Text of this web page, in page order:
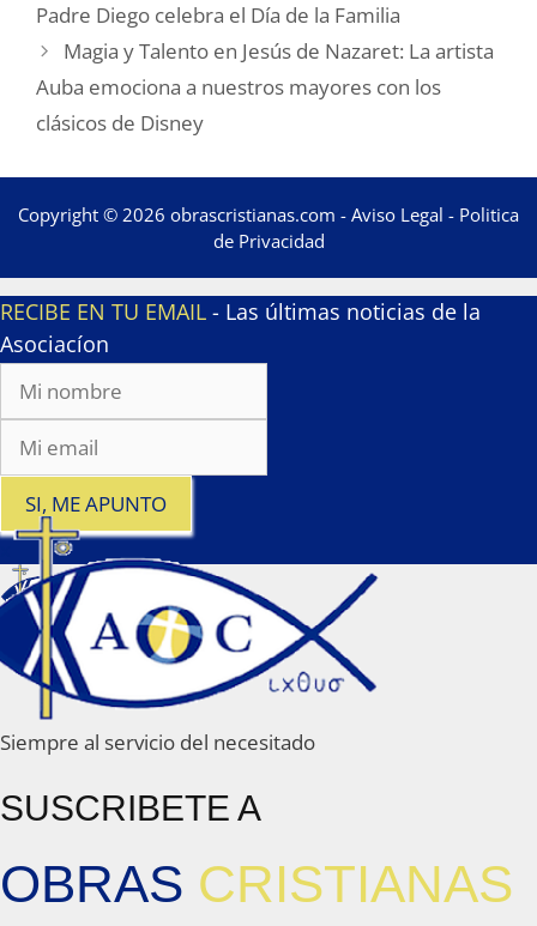
Padre Diego celebra el Día de la Familia
Magia y Talento en Jesús de Nazaret: La artista
Auba emociona a nuestros mayores con los
clásicos de Disney
Copyright © 2026 obrascristianas.com - Aviso Legal - Politica
de Privacidad
RECIBE EN TU EMAIL - Las últimas noticias de la
Asociacíon
SI, ME APUNTO
Siempre al servicio del necesitado
SUSCRIBETE A
OBRAS CRISTIANAS